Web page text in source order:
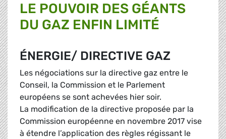
LE POUVOIR DES GÉANTS
DU GAZ ENFIN LIMITÉ
ÉNERGIE/ DIRECTIVE GAZ
Les négociations sur la directive gaz entre le
Conseil, la Commission et le Parlement
européens se sont achevées hier soir.
La modification de la directive proposée par la
Commission européenne en novembre 2017 vise
à étendre l’application des règles régissant le